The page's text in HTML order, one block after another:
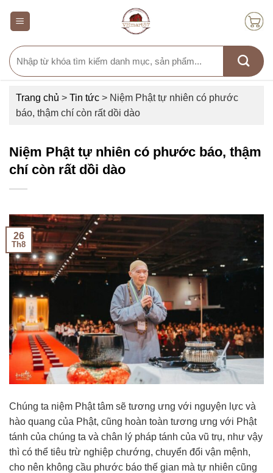
Search
for:
Trang chủ > Tin tức > Niệm Phật tự nhiên có phước
báo, thậm chí còn rất dồi dào
Niệm Phật tự nhiên có phước báo, thậm
chí còn rất dồi dào
26
Th8
Chúng ta niệm Phật tâm sẽ tương ưng với nguyện lực và
hào quang của Phật, cũng hoàn toàn tương ưng với Phật
tánh của chúng ta và chân lý pháp tánh của vũ trụ, như vậy
thì có thể tiêu trừ nghiệp chướng, chuyển đổi vận mệnh,
cho nên không cầu phước báo thế gian mà tự nhiên cũng